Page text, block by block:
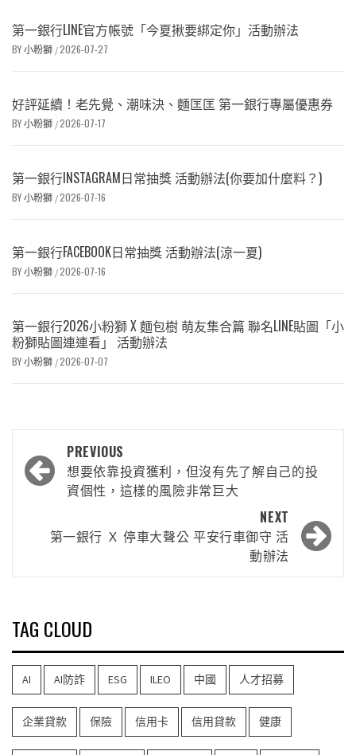
第一銀行LINE官方帳號「今夏揪要綁定你」活動辦法
BY小粉獅 /2026-07-27
好評延續！老先覺、潮味決、麵匡匡 第一銀行專屬優惠券
BY小粉獅 /2026-07-17
第一銀行INSTAGRAM日常抽獎 活動辦法(你要加什麼料？)
BY小粉獅 /2026-07-16
第一銀行FACEBOOK日常抽獎 活動辦法(涼一夏)
BY小粉獅 /2026-07-16
第一銀行2026小粉獅 X 麵包樹 萌友集合篇 聯名LINE貼圖「小
粉獅貼圖連連看」 活動辦法
BY小粉獅 /2026-07-07
PREVIOUS
想要依靠投資獲利，但沒有先了解自己的投
資個性，這樣的風險非常巨大
NEXT
第一銀行 Ｘ 停車大聲公 平安行車御守 活
動辦法
TAG CLOUD
AI AI防詐 ESG ILEO 中國 人才招募
企業貸款 保險 信用卡 信用貸款 健康